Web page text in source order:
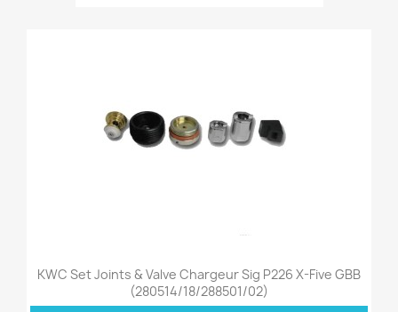
KWC Set Joints & Valve Chargeur Sig P226 X-Five GBB
(280514/18/288501/02)